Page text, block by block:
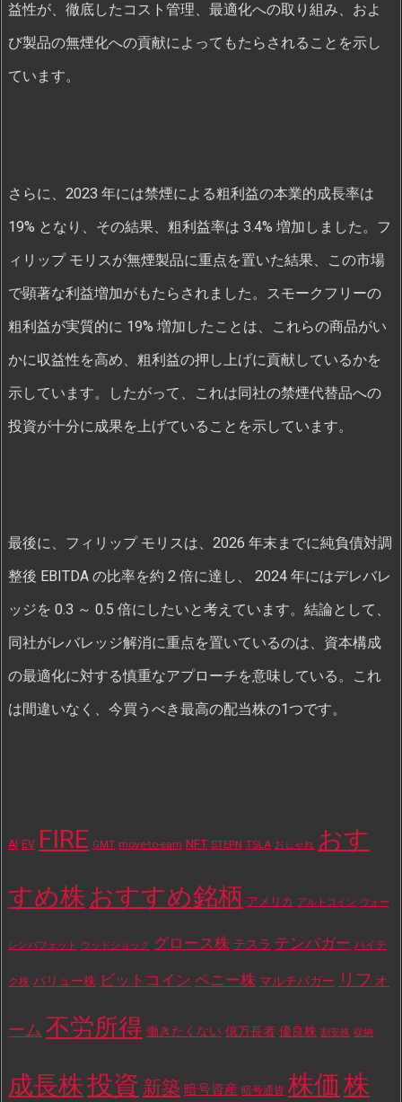
益性が、徹底したコスト管理、最適化への取り組み、およ
び製品の無煙化への貢献によってもたらされることを示し
ています。
さらに、2023 年には禁煙による粗利益の本業的成長率は
19% となり、その結果、粗利益率は 3.4% 増加しました。フ
ィリップ モリスが無煙製品に重点を置いた結果、この市場
で顕著な利益増加がもたらされました。スモークフリーの
粗利益が実質的に 19% 増加したことは、これらの商品がい
かに収益性を高め、粗利益の押し上げに貢献しているかを
示しています。したがって、これは同社の禁煙代替品への
投資が十分に成果を上げていることを示しています。
最後に、フィリップ モリスは、2026 年末までに純負債対調
整後 EBITDA の比率を約 2 倍に達し、 2024 年にはデレバレ
ッジを 0.3 ～ 0.5 倍にしたいと考えています。結論として、
同社がレバレッジ解消に重点を置いているのは、資本構成
の最適化に対する慎重なアプローチを意味している。これ
は間違いなく、今買うべき最高の配当株の1つです。
AI EV FIRE GMT move-to-earn NFT STEPN TSLA おしゃれ おす
すめ株 おすすめ銘柄 アメリカ アルトコイン ウォー
レンバフェット ウッドショック グロース株 テスラ テンバガー ハイテ
ク株 バリュー株 ビットコイン ペニー株 マルチバガー リフォ
ーム 不労所得 働きたくない 億万長者 優良株 割安株 収納
成長株投資 新築 暗号資産 暗号通貨 株価株